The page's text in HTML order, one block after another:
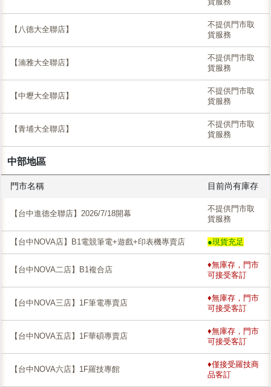
【八德大全聯店】
不提供門市取
貨服務
【湳雅大全聯店】
不提供門市取
貨服務
【中壢大全聯店】
不提供門市取
貨服務
【青埔大全聯店】
不提供門市取
貨服務
中部地區
門市名稱 目前尚有庫存
【台中進德全聯店】2026/7/18開幕
不提供門市取
貨服務
【台中NOVA店】B1電競筆電+遊戲+印表機專賣店 ●現貨充足
【台中NOVA二店】B1複合店
♦無庫存，門市
可接受客訂
【台中NOVA三店】1F筆電專賣店
♦無庫存，門市
可接受客訂
【台中NOVA五店】1F華碩專賣店
♦無庫存，門市
可接受客訂
【台中NOVA六店】1F羅技專館
♦僅接受羅技商
品客訂